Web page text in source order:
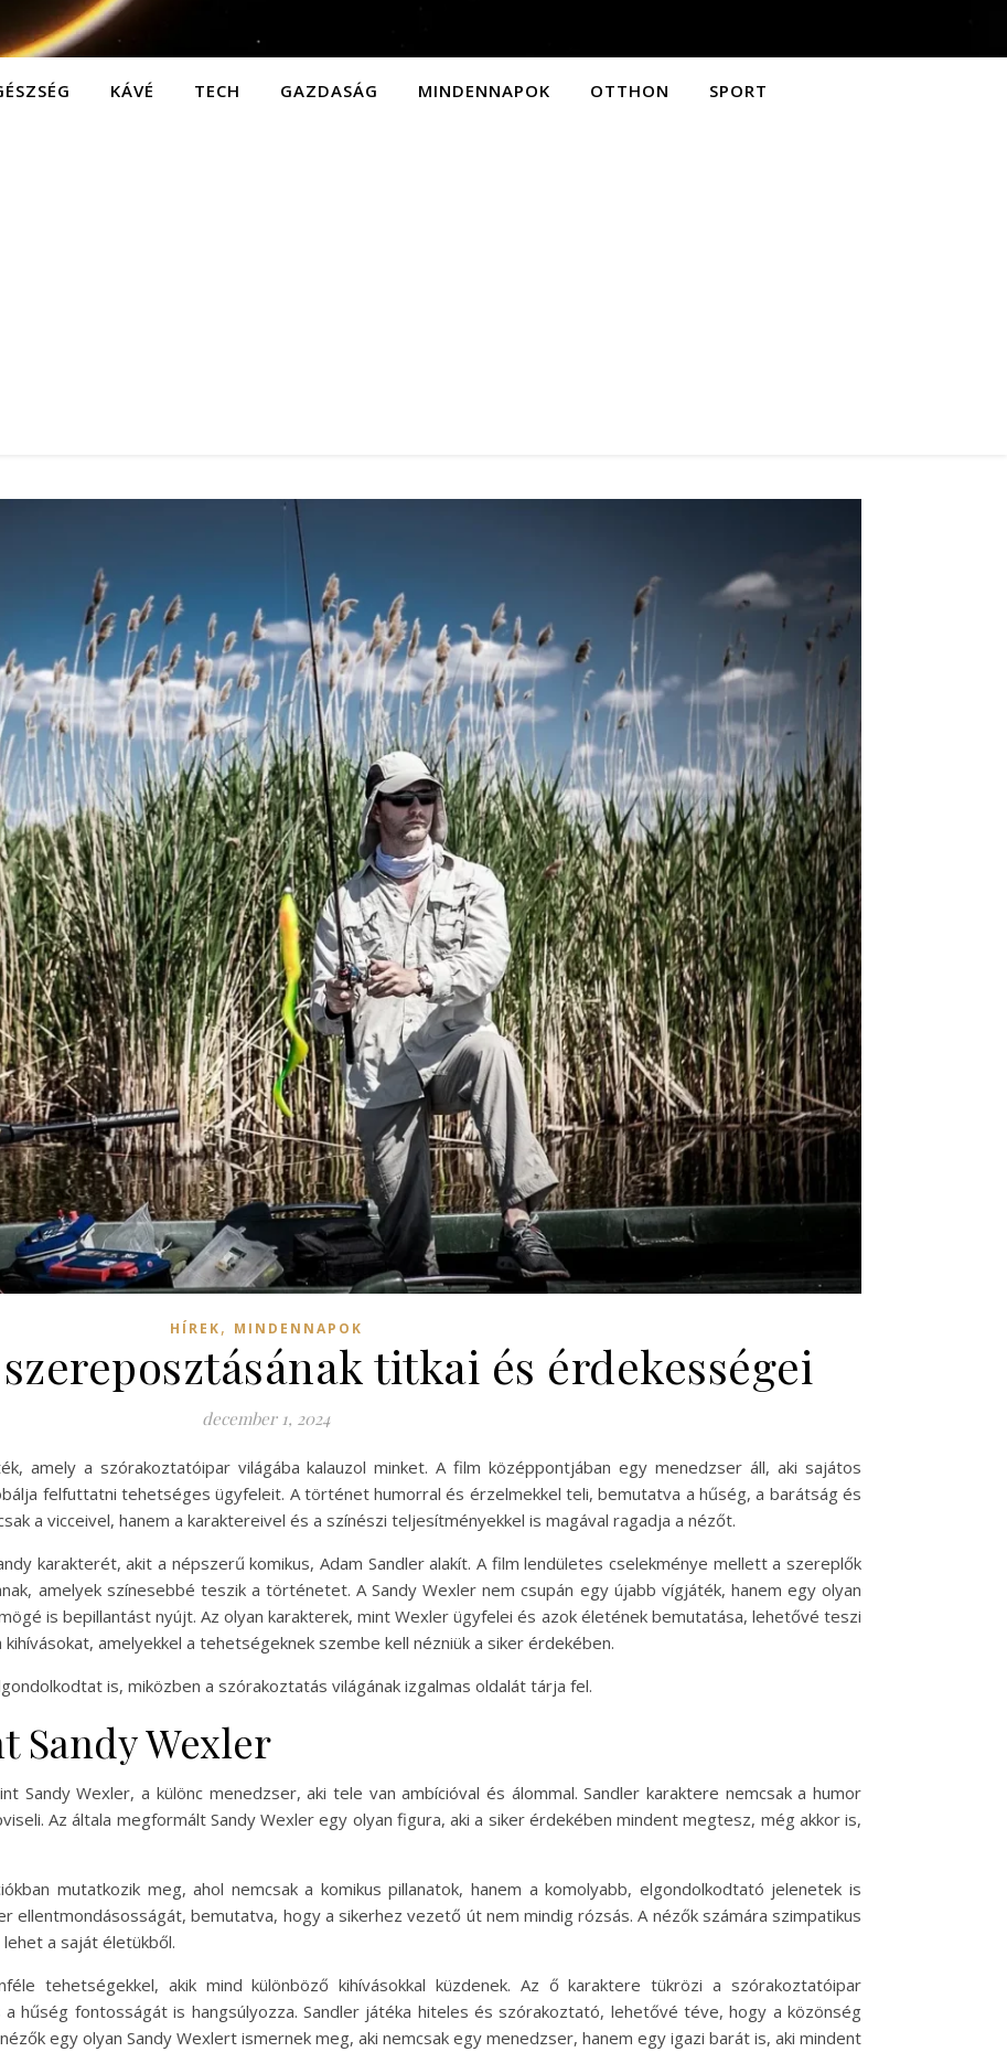
KÁVÉ TECH GAZDASÁG MINDENNAPOK OTTHON SPORT
HÍREK, MINDENNAPOK
titkai és érdekességei
december 1, 2024
amely a szórakoztatóipar világába kalauzol minket. A film középpontjában egy menedzser áll, aki sajátos
felfuttatni tehetséges ügyfeleit. A történet humorral és érzelmekkel teli, bemutatva a hűség, a barátság és
a vicceivel, hanem a karaktereivel és a színészi teljesítményekkel is magával ragadja a nézőt.
karakterét, akit a népszerű komikus, Adam Sandler alakít. A film lendületes cselekménye mellett a szereplők
amelyek színesebbé teszik a történetet. A Sandy Wexler nem csupán egy újabb vígjáték, hanem egy olyan
is bepillantást nyújt. Az olyan karakterek, mint Wexler ügyfelei és azok életének bemutatása, lehetővé teszi
amelyekkel a tehetségeknek szembe kell nézniük a siker érdekében.
is, miközben a szórakoztatás világának izgalmas oldalát tárja fel.
Sandy Wexler
Sandy Wexler, a különc menedzser, aki tele van ambícióval és álommal. Sandler karaktere nemcsak a humor
Az általa megformált Sandy Wexler egy olyan figura, aki a siker érdekében mindent megtesz, még akkor is,
mutatkozik meg, ahol nemcsak a komikus pillanatok, hanem a komolyabb, elgondolkodtató jelenetek is
ellentmondásosságát, bemutatva, hogy a sikerhez vezető út nem mindig rózsás. A nézők számára szimpatikus
a saját életükből.
tehetségekkel, akik mind különböző kihívásokkal küzdenek. Az ő karaktere tükrözi a szórakoztatóipar
hűség fontosságát is hangsúlyozza. Sandler játéka hiteles és szórakoztató, lehetővé téve, hogy a közönség
egy olyan Sandy Wexlert ismernek meg, aki nemcsak egy menedzser, hanem egy igazi barát is, aki mindent